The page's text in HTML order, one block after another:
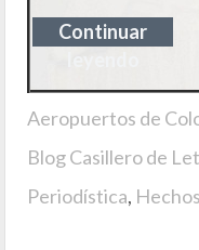
Continuar
Aeropuertos de
Blog Casillero de
Periodística,